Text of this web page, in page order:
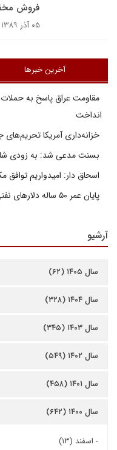
فروش
۰۵ آذر ۱۳۸۹
آخرین خبرها
مقاومت عراق پاسخ به حملات
انداخت
خزانه‌داری آمریکا تحریم‌های
بسنت مدعی شد: به زودی
اسحاق دار: امیدواریم
پایان عمر ۵۰ ساله دلارهای نفتی به دست ایران
آرشیو
سال ۱۴۰۵ (۶۲)
سال ۱۴۰۴ (۳۲۸)
سال ۱۴۰۳ (۳۴۵)
سال ۱۴۰۲ (۵۴۹)
سال ۱۴۰۱ (۴۵۸)
سال ۱۴۰۰ (۶۴۲)
- اسفند (۱۳)